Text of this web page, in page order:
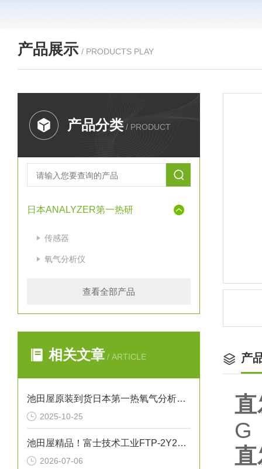
产品展示 / PRODUCTS PLAY
产品分类 / PRODUCT
日本ANALYZER第一热研
传感器
氧气分析仪
查看全部产品
相关文章 / ARTICLE
池田屋原装到货日本第一热氧气分析仪TB-IIVN-NW25
2025-10-25
池田屋精品！富士技术工业FTP-2Y200-208AM-VB齿轮泵技术参数
2026-07-06
产
G